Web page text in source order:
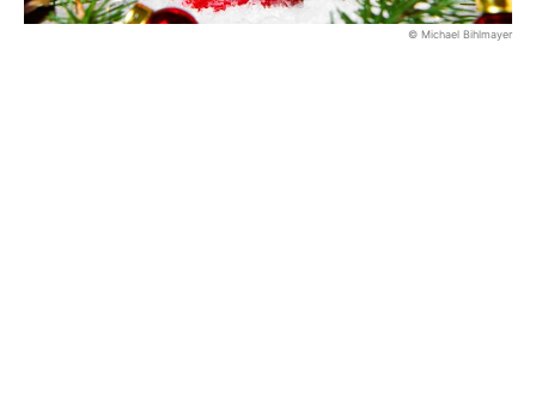
© Michael Bihlmayer